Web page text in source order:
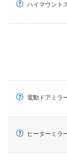
ハイマウント
電動ドアミラ
ヒーターミラ